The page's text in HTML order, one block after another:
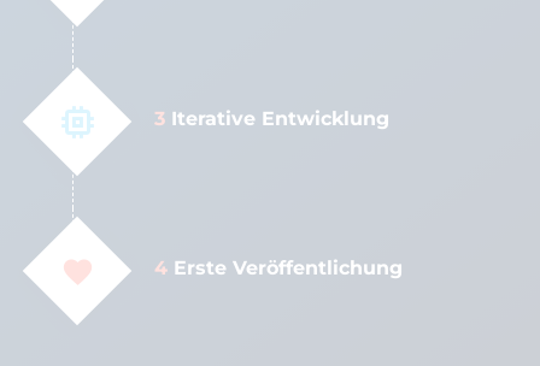
3 Iterative Entwicklung
4 Erste Veröffentlichung